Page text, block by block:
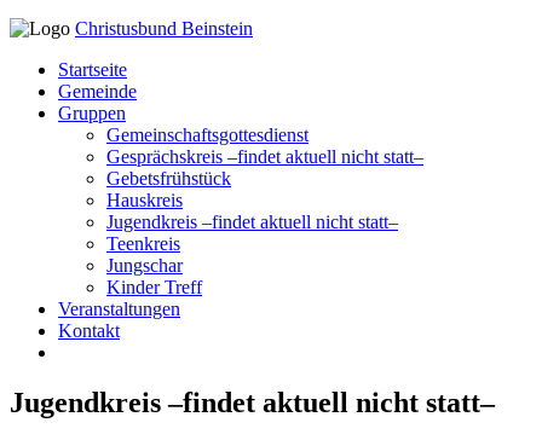
Christusbund Beinstein
Startseite
Gemeinde
Gruppen
Gemeinschaftsgottesdienst
Gesprächskreis –findet aktuell nicht statt–
Gebetsfrühstück
Hauskreis
Jugendkreis –findet aktuell nicht statt–
Teenkreis
Jungschar
Kinder Treff
Veranstaltungen
Kontakt
Jugendkreis –findet aktuell nicht statt–